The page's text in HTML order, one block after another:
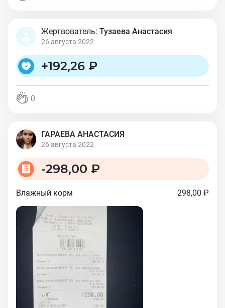
Жертвователь: Тузаева Анастасия
26 августа 2022
+192,26 ₽
0
ГАРАЕВА АНАСТАСИЯ
26 августа 2022
-298,00 ₽
Влажный корм 298,00 ₽